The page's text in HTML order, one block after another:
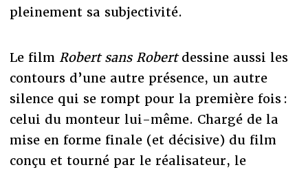
pleinement sa subjectivité.
Le film Robert sans Robertdessine aussi les
contours d’une autre présence, un autre
silence qui se rompt pour la première fois :
celui du monteur lui-même. Chargé de la
mise en forme finale (et décisive) du film
conçu et tourné par le réalisateur, le